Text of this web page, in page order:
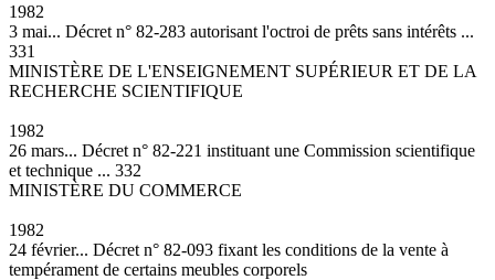
1982
3 mai... Décret n° 82-283 autorisant l'octroi de prêts sans intérêts ...
331
MINISTÈRE DE L'ENSEIGNEMENT SUPÉRIEUR ET DE LA
RECHERCHE SCIENTIFIQUE
1982
26 mars... Décret n° 82-221 instituant une Commission scientifique
et technique ... 332
MINISTÈRE DU COMMERCE
1982
24 février... Décret n° 82-093 fixant les conditions de la vente à
tempérament de certains meubles corporels